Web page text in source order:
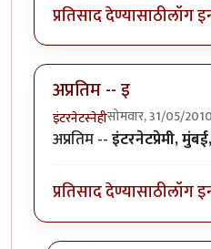
प्रतिसाद देण्यासाठीलॉग
अप्रतिम -- इ
इंटरनेटस्नेहीसोमवार, 31/05/
अप्रतिम --इंटरनेटप्रेमी,
प्रतिसाद देण्यासाठीलॉग